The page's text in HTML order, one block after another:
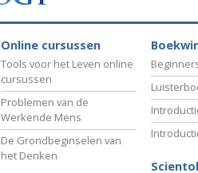
Online cursussen
Tools voor het Leven online
cursussen
Problemen van de
Werkende Mens
De Grondbeginselen van
het Denken